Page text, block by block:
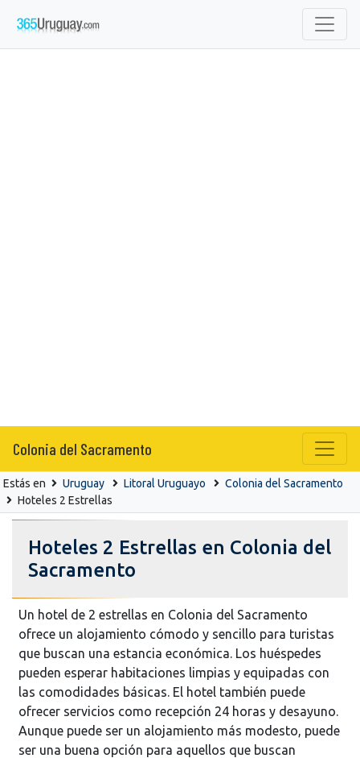
Colonia del Sacramento
Estás en Uruguay Litoral Uruguayo
Colonia del Sacramento
Hoteles 2 Estrellas
Hoteles 2 Estrellas en Colonia del
Sacramento
Un hotel de 2 estrellas en Colonia del Sacramento
ofrece un alojamiento cómodo y sencillo para turistas
que buscan una estancia económica. Los huéspedes
pueden esperar habitaciones limpias y equipadas con
las comodidades básicas. El hotel también puede
ofrecer servicios como recepción 24 horas y desayuno.
Aunque puede ser un alojamiento más modesto, puede
ser una buena opción para aquellos que buscan